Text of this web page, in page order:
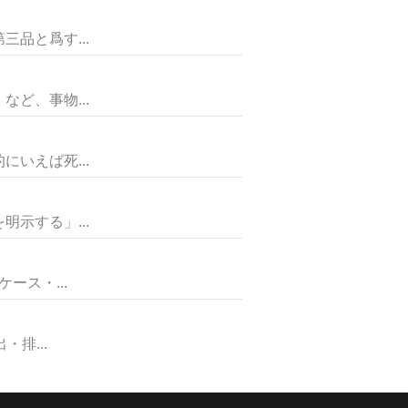
品と爲す...
ど、事物...
いえば死...
示する」...
ース・...
排...